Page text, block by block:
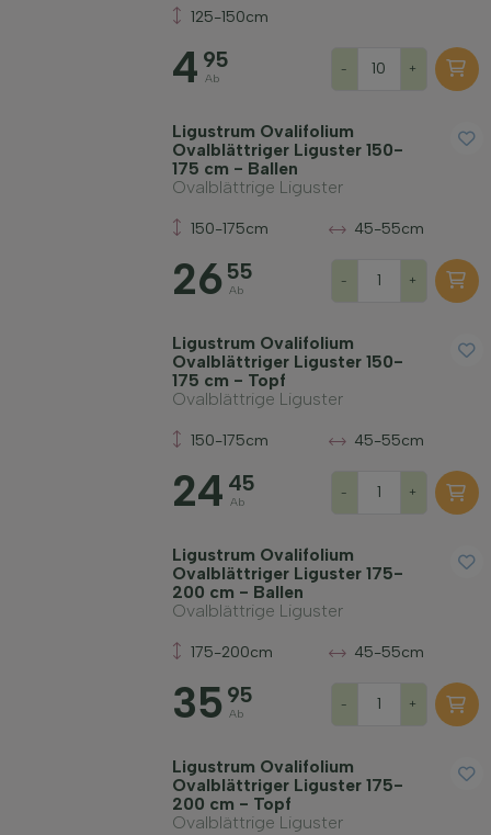
125-150cm
4 95
Ab
- +
Ligustrum Ovalifolium
Ovalblättriger Liguster 150-
175 cm - Ballen
Ovalblättrige Liguster
150-175cm 45-55cm
26 55
Ab
- +
Ligustrum Ovalifolium
Ovalblättriger Liguster 150-
175 cm - Topf
Ovalblättrige Liguster
150-175cm 45-55cm
24 45
Ab
- +
Ligustrum Ovalifolium
Ovalblättriger Liguster 175-
200 cm - Ballen
Ovalblättrige Liguster
175-200cm 45-55cm
35 95
Ab
- +
Ligustrum Ovalifolium
Ovalblättriger Liguster 175-
200 cm - Topf
Ovalblättrige Liguster